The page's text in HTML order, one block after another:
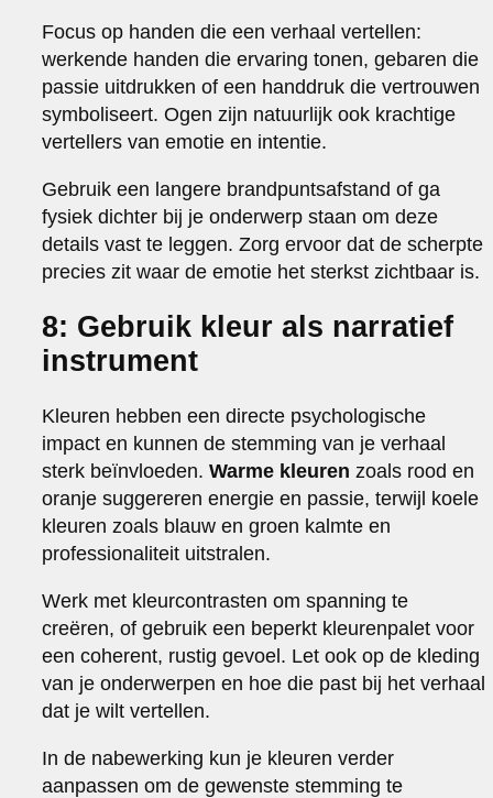
Focus op handen die een verhaal vertellen:
werkende handen die ervaring tonen, gebaren die
passie uitdrukken of een handdruk die vertrouwen
symboliseert. Ogen zijn natuurlijk ook krachtige
vertellers van emotie en intentie.
Gebruik een langere brandpuntsafstand of ga
fysiek dichter bij je onderwerp staan om deze
details vast te leggen. Zorg ervoor dat de scherpte
precies zit waar de emotie het sterkst zichtbaar is.
8: Gebruik kleur als narratief
instrument
Kleuren hebben een directe psychologische
impact en kunnen de stemming van je verhaal
sterk beïnvloeden.Warme kleuren zoals rood en
oranje suggereren energie en passie, terwijl koele
kleuren zoals blauw en groen kalmte en
professionaliteit uitstralen.
Werk met kleurcontrasten om spanning te
creëren, of gebruik een beperkt kleurenpalet voor
een coherent, rustig gevoel. Let ook op de kleding
van je onderwerpen en hoe die past bij het verhaal
dat je wilt vertellen.
In de nabewerking kun je kleuren verder
aanpassen om de gewenste stemming te